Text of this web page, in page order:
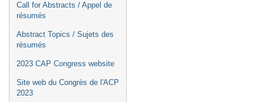
Call for Abstracts / Appel de
résumés
Abstract Topics / Sujets des
résumés
2023 CAP Congress website
Site web du Congrès de l'ACP
2023